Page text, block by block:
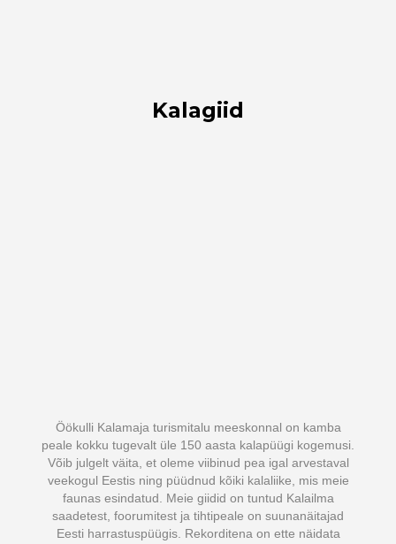
Kalagiid
Öökulli Kalamaja turismitalu meeskonnal on kamba
peale kokku tugevalt üle 150 aasta kalapüügi kogemusi.
Võib julgelt väita, et oleme viibinud pea igal arvestaval
veekogul Eestis ning püüdnud kõiki kalaliike, mis meie
faunas esindatud. Meie giidid on tuntud Kalailma
saadetest, foorumitest ja tihtipeale on suunanäitajad
Eesti harrastuspüügis. Rekorditena on ette näidata